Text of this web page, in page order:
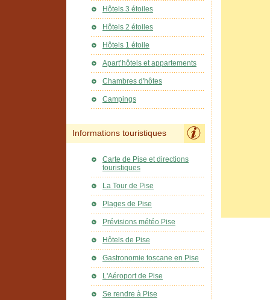
Hôtels 3 étoiles
Hôtels 2 étoiles
Hôtels 1 étoile
Apart’hôtels et appartements
Chambres d'hôtes
Campings
Informations touristiques
Carte de Pise et directions
touristiques
La Tour de Pise
Plages de Pise
Prévisions météo Pise
Hôtels de Pise
Gastronomie toscane en Pise
L'Aéroport de Pise
Se rendre à Pise